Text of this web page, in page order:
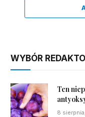
WYBÓR
Ten
8